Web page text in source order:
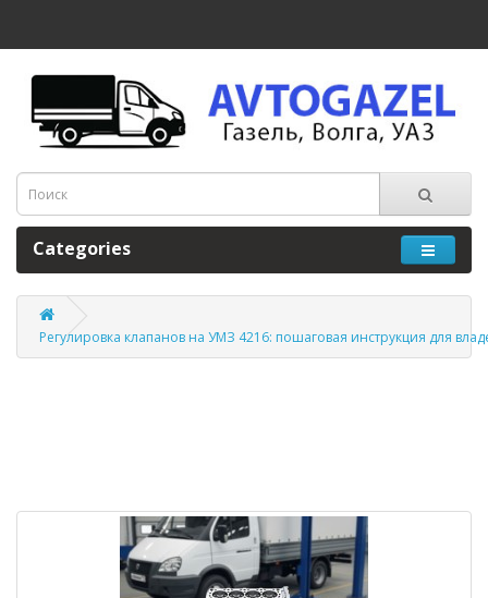
Categories
Регулировка клапанов на УМЗ 4216: пошаговая инструкция для